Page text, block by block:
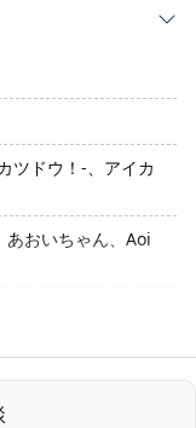
ツドウ！-、アイカ
あおいちゃん、Aoi